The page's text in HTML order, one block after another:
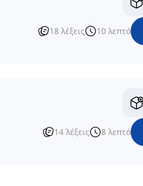
18 λέξεις 10 λεπτό
14 λέξεις 8 λεπτό